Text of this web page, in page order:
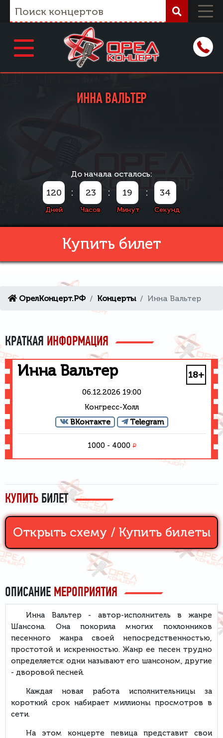
ИННА ВАЛЬТЕР
До начала осталось:
120
Дней
: 23
Часов
: 19
Минут
: 34
Секунд
Купить билет
ОрелКонцерт.РФ Концерты Инна Вальтер
КРАТКАЯ ИНФОРМАЦИЯ
18+
Инна Вальтер
06.12.2026 19:00
Конгресс-Холл
ВКонтакте
Telegram
1000 - 4000 ₽
КУПИТЬ БИЛЕТ
Открыть схему / Купить билеты
ОПИСАНИЕ МЕРОПРИЯТИЯ
Инна Вальтер - автор-исполнитель в жанре
Шансона. Она покорила многих поклонников
песенного жанра своей непосредственностью,
простотой и искренностью. Жанр ее песен трудно
определяется: одни называют его шансоном, другие
- дворовой песней.
Каждая новая работа исполнительницы за
короткий срок набирает миллионы просмотров в
сети.
На этом концерте певица представит свои